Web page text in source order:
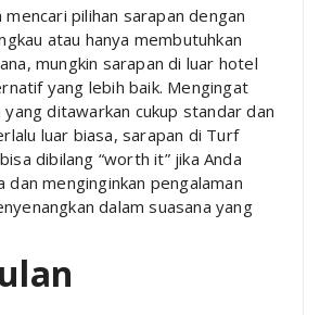
mencari pilihan sarapan dengan
atau hanya membutuhkan
mungkin sarapan di luar hotel
yang lebih baik. Mengingat
yang ditawarkan cukup standar dan
luar biasa, sarapan di Turf
dibilang “worth it” jika Anda
dan menginginkan pengalaman
dalam suasana yang